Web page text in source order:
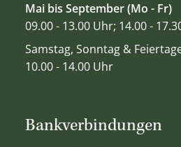
Bankverbindungen
Mai bis September (Mo - Fr)
09.00 - 13.00 Uhr; 14.00 -
Samstag, Sonntag &
10.00 - 14.00 Uhr